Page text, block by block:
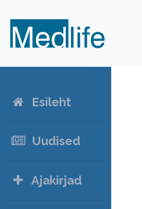
Esileht
Uudised
Ajakirjad